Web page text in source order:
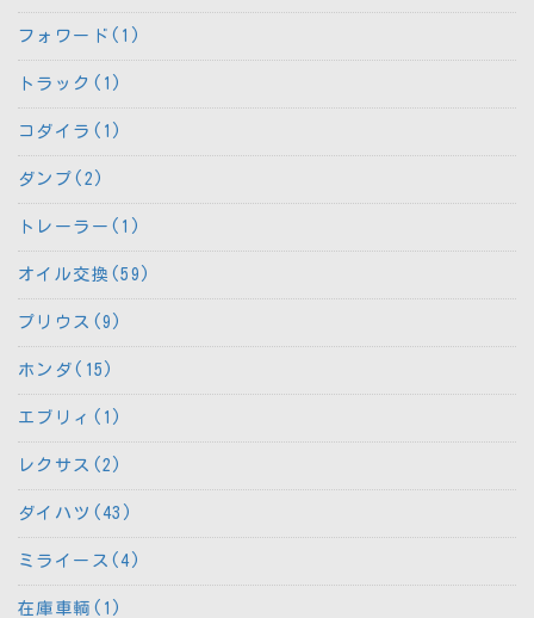
フォワード(1)
トラック(1)
コダイラ(1)
ダンプ(2)
トレーラー(1)
オイル交換(59)
プリウス(9)
ホンダ(15)
エブリィ(1)
レクサス(2)
ダイハツ(43)
ミライース(4)
在庫車輌(1)